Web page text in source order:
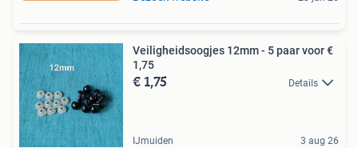
Veiligheidsoogjes 12mm - 5 paar voor €
1,75
€ 1,75 Details
IJmuiden 3 aug 26